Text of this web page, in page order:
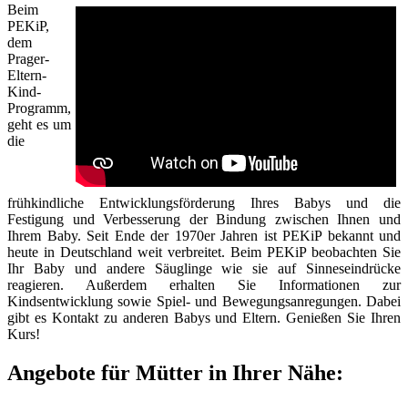
Beim
PEKiP,
dem
Prager-
Eltern-
Kind-
Programm,
geht es um
die
frühkindliche Entwicklungsförderung Ihres Babys und die
Festigung und Verbesserung der Bindung zwischen Ihnen und
Ihrem Baby. Seit Ende der 1970er Jahren ist PEKiP bekannt und
heute in Deutschland weit verbreitet. Beim PEKiP beobachten Sie
Ihr Baby und andere Säuglinge wie sie auf Sinneseindrücke
reagieren. Außerdem erhalten Sie Informationen zur
Kindsentwicklung sowie Spiel- und Bewegungsanregungen. Dabei
gibt es Kontakt zu anderen Babys und Eltern. Genießen Sie Ihren
Kurs!
Angebote für Mütter in Ihrer Nähe: